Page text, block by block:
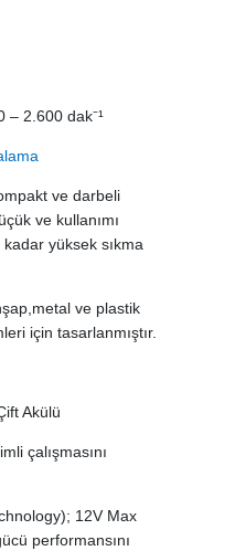
– 2.600 dak⁻¹
ve darbeli
ve kullanımı
kadar yüksek sıkma
ve plastik
için tasarlanmıştır.
Akülü
çalışmasını
12V Max
performansını